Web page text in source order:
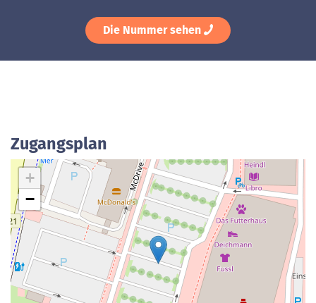
Die Nummer sehen
Zugangsplan
+
−